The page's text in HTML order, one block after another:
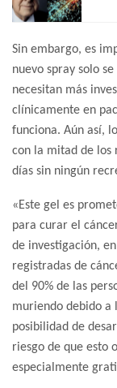
Sin embargo, es
nuevo spray solo
necesitan más
clínicamente en
funciona. Aún así,
con la mitad de los
días sin ningún
«Este gel es
para curar el
de investigación,
registradas de
del 90% de las
muriendo debido a
posibilidad de
riesgo de que esto
especialmente